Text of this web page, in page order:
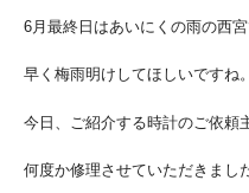
6月最終日はあいにくの雨の西宮
早く梅雨明けしてほしいですね。
今日、ご紹介する時計のご依頼
何度か修理させていただきまし